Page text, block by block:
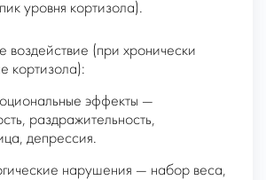
уровня кортизола).
воздействие (при хронически
кортизола):
эффекты —
раздражительность,
депрессия.
нарушения — набор веса,